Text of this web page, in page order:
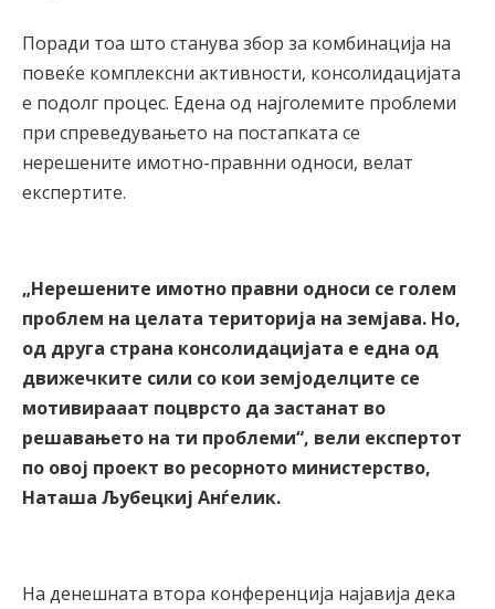
Поради тоа што станува збор за комбинација на
повеќе комплексни активности, консолидацијата
е подолг процес. Едена од најголемите проблеми
при спреведувањето на постапката се
нерешените имотно-правнни односи, велат
експертите.
„Нерешените имотно правни односи се голем
проблем на целата територија на земјава. Но,
од друга страна консолидацијата е една од
движечките сили со кои земјоделците се
мотивирааат поцврсто да застанат во
решавањето на ти проблеми“, вели експертот
по овој проект во ресорното министерство,
Наташа Љубецкиј Анѓелик.
На денешната втора конференција најавија дека